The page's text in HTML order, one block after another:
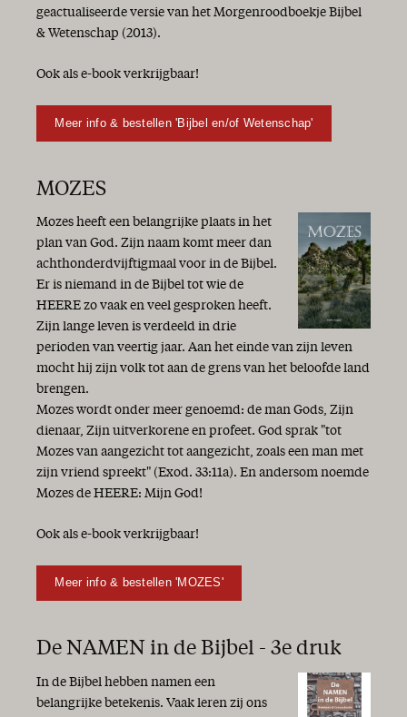
geactualiseerde versie van het Morgenroodboekje Bijbel
& Wetenschap (2013).
Ook als e-book verkrijgbaar!
Meer info & bestellen 'Bijbel en/of Wetenschap'
MOZES
Mozes heeft een belangrijke plaats in het
plan van God. Zijn naam komt meer dan
achthonderdvijftigmaal voor in de Bijbel.
Er is niemand in de Bijbel tot wie de
HEERE zo vaak en veel gesproken heeft.
Zijn lange leven is verdeeld in drie
perioden van veertig jaar. Aan het einde van zijn leven
mocht hij zijn volk tot aan de grens van het beloofde land
brengen.
Mozes wordt onder meer genoemd: de man Gods, Zijn
dienaar, Zijn uitverkorene en profeet. God sprak "tot
Mozes van aangezicht tot aangezicht, zoals een man met
zijn vriend spreekt" (Exod. 33:11a). En andersom noemde
Mozes de HEERE: Mijn God!
Ook als e-book verkrijgbaar!
Meer info & bestellen 'MOZES'
De NAMEN in de Bijbel - 3e druk
In de Bijbel hebben namen een
belangrijke betekenis. Vaak leren zij ons